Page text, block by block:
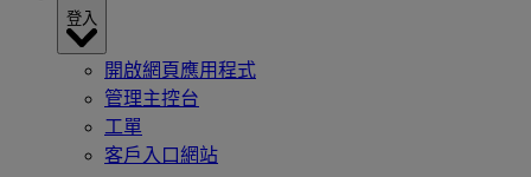
登入
開啟網頁應用程式
管理主控台
工單
客戶入口網站